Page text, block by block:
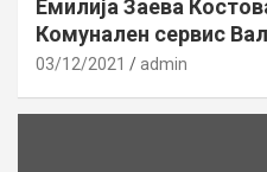
Емилија Заева
Комунален сервис
03/12/2021 admin